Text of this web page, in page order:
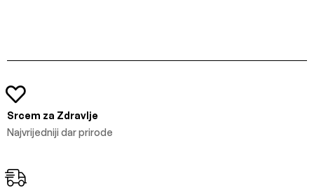
Srcem za Zdravlje
Najvrijedniji dar prirode